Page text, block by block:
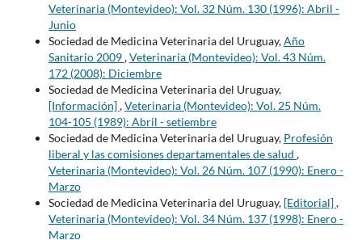
Veterinaria (Montevideo): Vol. 32 Núm. 130 (1996): Abril -
Junio
Sociedad de Medicina Veterinaria del Uruguay,Año
Sanitario 2009,Veterinaria (Montevideo): Vol. 43 Núm.
172 (2008): Diciembre
Sociedad de Medicina Veterinaria del Uruguay,
[Información],Veterinaria (Montevideo): Vol. 25 Núm.
104-105 (1989): Abril - setiembre
Sociedad de Medicina Veterinaria del Uruguay, Profesión
liberal y las comisiones departamentales de salud ,
Veterinaria (Montevideo): Vol. 26 Núm. 107 (1990): Enero -
Marzo
Sociedad de Medicina Veterinaria del Uruguay, [Editorial],
Veterinaria (Montevideo): Vol. 34 Núm. 137 (1998): Enero -
Marzo